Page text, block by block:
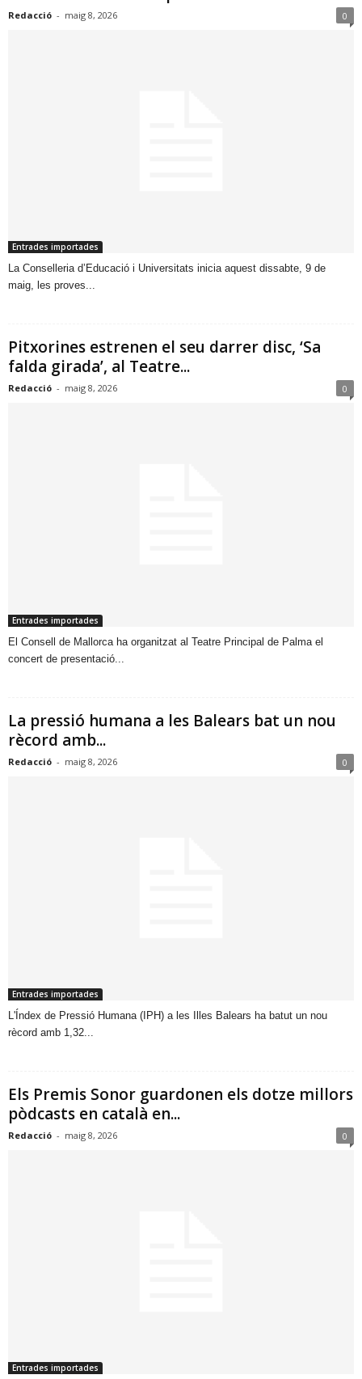
Redacció - maig 8, 2026 0
Entrades importades
​La Conselleria d’Educació i Universitats inicia aquest dissabte, 9 de
maig, les proves...
Pitxorines estrenen el seu darrer disc, ‘Sa
falda girada’, al Teatre...
Redacció - maig 8, 2026 0
Entrades importades
​El Consell de Mallorca ha organitzat al Teatre Principal de Palma el
concert de presentació...
La pressió humana a les Balears bat un nou
rècord amb...
Redacció - maig 8, 2026 0
Entrades importades
​L'Índex de Pressió Humana (IPH) a les Illes Balears ha batut un nou
rècord amb 1,32...
Els Premis Sonor guardonen els dotze millors
pòdcasts en català en...
Redacció - maig 8, 2026 0
Entrades importades